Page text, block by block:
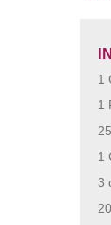
1
1
1
3